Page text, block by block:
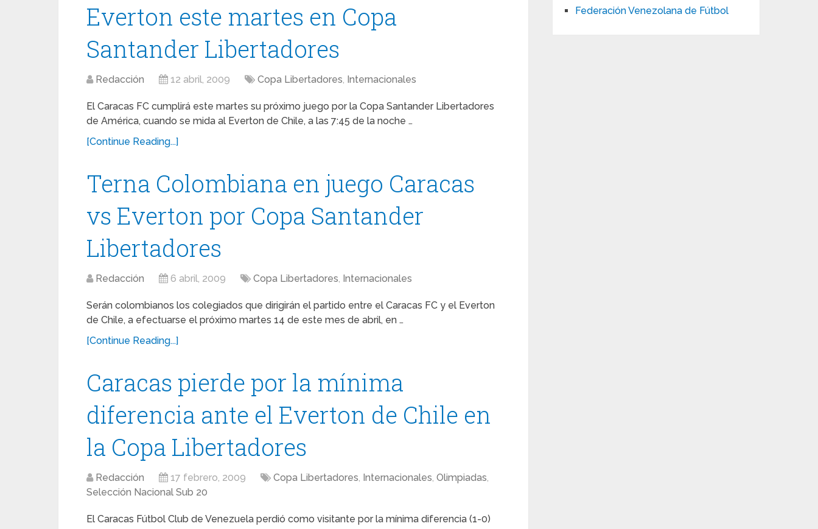
Everton este martes en Copa
Santander Libertadores
Redacción 12 abril, 2009 Copa Libertadores, Internacionales
El Caracas FC cumplirá este martes su próximo juego por la Copa Santander Libertadores
de América, cuando se mida al Everton de Chile, a las 7:45 de la noche …
[Continue Reading...]
Terna Colombiana en juego Caracas
vs Everton por Copa Santander
Libertadores
Redacción 6 abril, 2009 Copa Libertadores, Internacionales
Serán colombianos los colegiados que dirigirán el partido entre el Caracas FC y el Everton
de Chile, a efectuarse el próximo martes 14 de este mes de abril, en …
[Continue Reading...]
Caracas pierde por la mínima
diferencia ante el Everton de Chile en
la Copa Libertadores
Redacción 17 febrero, 2009 Copa Libertadores, Internacionales, Olimpiadas,
Selección Nacional Sub 20
El Caracas Fútbol Club de Venezuela perdió como visitante por la mínima diferencia (1-0)
Federación Venezolana de Fútbol